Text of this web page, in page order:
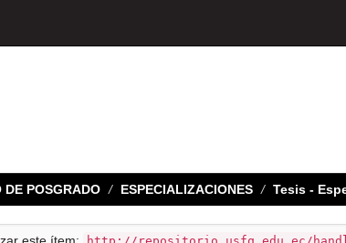
DE POSGRADO ESPECIALIZACIONES Tesis -